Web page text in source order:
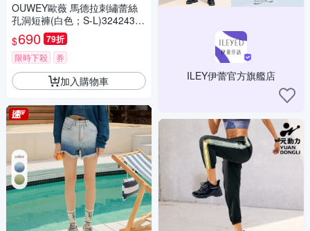
OUWEY歐薇 馬德拉刺繡蕾絲
孔洞短褲(白色；S-L)32424360
04
$690 79折
限時下殺 券
加入購物車 ILEY伊蕾官方旗艦店